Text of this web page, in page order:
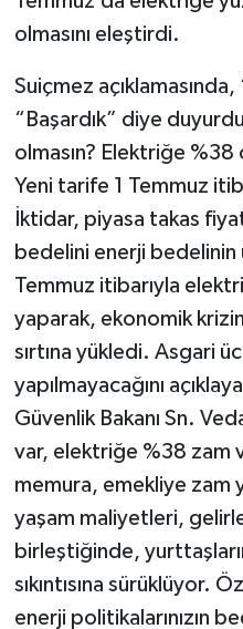
olmasını eleştirdi.
Suiçmez açıklamasında,
“Başardık” diye
olmasın? Elektriğe %38
Yeni tarife 1 Temmuz
İktidar, piyasa takas
bedelini enerji bedelinin
Temmuz itibarıyla
yaparak, ekonomik
sırtına yükledi. Asgari
yapılmayacağını
Güvenlik Bakanı Sn.
var, elektriğe %38 zam
memura, emekliye zam
yaşam maliyetleri,
birleştiğinde,
sıkıntısına sürüklüyor.
enerji politikalarınızın